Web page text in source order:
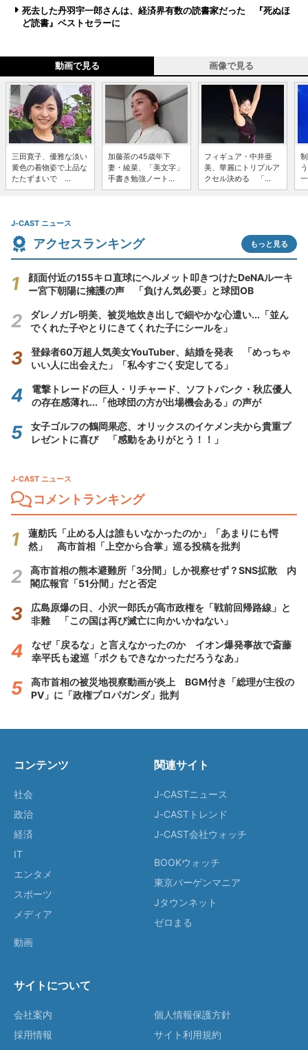
死去した丹羽宇一郎さんは、経済界有数の読書家だった 『死ぬほ
ど読書』ベストセラーに
動画で見る 画像で見る
三田寛子、優雅な淡い
黄色の着物姿で上品な
たたずまいで ...
加藤茶の45歳年下
妻・綾菜、「美文字」
手書き勉強ノート...
フィギュア・中井亜
美、華麗にトリプルア
クセル決める 「...
J-CAST ニュース
アクセスランキング もっと見る
顔面付近の155キロ直球にヘルメット叩きつけたDeNAルーキ
ー宮下朝陽に擁護の声 「負けん気必要」と球団OB
ダレノガレ明美、被災地炊き出しで細やかな心遣い...「並ん
でくれた子やとりにきてくれた子にシールを」
登録者60万超人気美女YouTuber、結婚を発表 「めっちゃ
いい人に出会えた」「私今すごく安定してる」
電撃トレードの巨人・リチャード、ソフトバンク・秋広優人
の存在感薄れ...「他球団の方が出場機会ある」の声が
女子ゴルフの鶴岡果恋、オリックスのイケメン夫から貴重プ
レゼントに喜び 「感動をありがとう！！」
J-CAST ニュース
コメントランキング
蓮舫氏「止める人は誰もいなかったのか」「あまりにも愕
然」 高市首相「上空から合掌」巡る投稿を批判
高市首相の熊本避難所「3分間」しか視察せず？SNS拡散 内
閣広報官「51分間」だと否定
広島原爆の日、小沢一郎氏が高市政権を「戦前回帰路線」と
非難 「この国は再び滅亡に向かいかねない」
なぜ「戻るな」と言えなかったのか イオン爆発事故で斎藤
幸平氏も逡巡「ボクもできなかっただろうなあ」
高市首相の被災地視察動画が炎上 BGM付き「総理が主役の
PV」に「政権プロパガンダ」批判
コンテンツ
社会
政治
経済
IT
エンタメ
スポーツ
メディア
動画
関連サイト
J-CASTニュース
J-CASTトレンド
J-CAST会社ウォッチ
BOOKウォッチ
東京バーゲンマニア
Jタウンネット
ゼロまる
サイトについて
会社案内
採用情報
個人情報保護方針
サイト利用規約